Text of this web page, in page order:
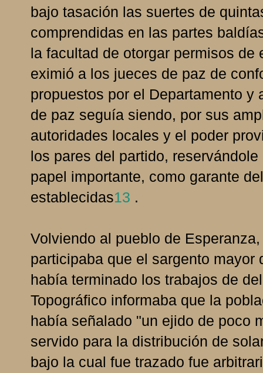
bajo tasación las suertes de
comprendidas en las partes
la facultad de otorgar permisos
eximió a los jueces de paz de
propuestos por el Departamento y
de paz seguía siendo, por sus
autoridades locales y el poder
los pares del partido,
papel importante, como garante
establecidas13 .
Volviendo al pueblo de
participaba que el sargento mayor
había terminado los trabajos de
Topográfico informaba que la
había señalado "un ejido de poco
servido para la distribución de
bajo la cual fue trazado fue